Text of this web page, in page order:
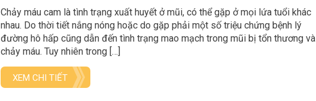
Chảy máu cam là tình trạng xuất huyết ở mũi, có thể gặp ở mọi lứa tuổi khác
nhau. Do thời tiết nắng nóng hoặc do gặp phải một số triệu chứng bệnh lý
đường hô hấp cũng dẫn đến tình trạng mao mạch trong mũi bị tổn thương và
chảy máu. Tuy nhiên trong […]
XEM CHI TIẾT